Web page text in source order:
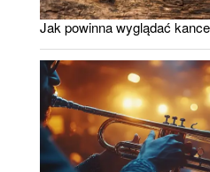
Jak powinna wyglądać